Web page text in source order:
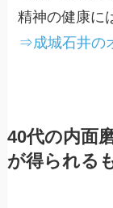
精神の健康に
⇒成城石井の
40代の内面
が得られる